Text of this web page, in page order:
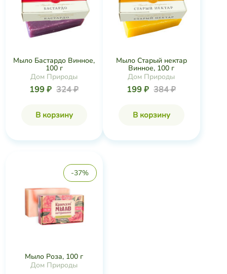
Мыло Бастардо Винное,
100 г
Дом Природы
199 ₽ 324 ₽
В корзину
Мыло Старый нектар
Винное, 100 г
Дом Природы
199 ₽ 384 ₽
В корзину
-37%
Мыло Роза, 100 г
Дом Природы